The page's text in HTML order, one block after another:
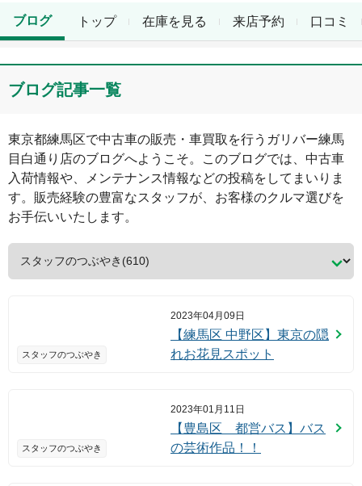
トップ 在庫を見る 来店予約 口コミ
ブログ
ブログ記事一覧
東京都練馬区で中古車の販売・車買取を行う ガリバー練馬
目白通り店のブログへようこそ。このブログでは、中古車
入荷情報や、メンテナンス情報などの投稿をしてまいりま
す。販売経験の豊富なスタッフが、お客様のクルマ選びを
お手伝いいたします。
スタッフのつぶやき
2023年04月09日
【練馬区 中野区】東京の隠
れお花見スポット
スタッフのつぶやき
2023年01月11日
【豊島区 都営バス】バス
の芸術作品！！